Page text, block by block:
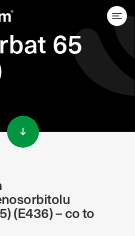
65
(E436) – co to